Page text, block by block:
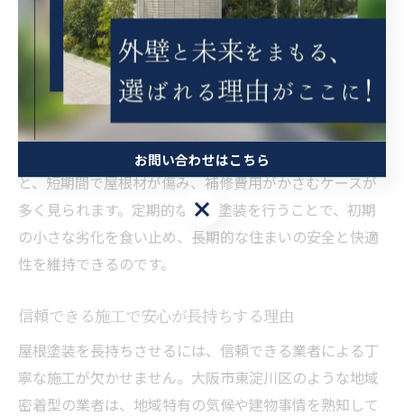
外線が強い地域では、屋根の塗膜が劣化しやすく、放置
すると雨漏りや木材の腐食につながるリスクが高まりま
す。屋根塗装によって防水性や耐久性が強化されること
で、建物内部への水分の侵入を防ぎ、構造体の劣化を大
幅に抑えることが可能です。
例えば、塗装の剥がれやひび割れをそのままにしておく
と、短期間で屋根材が傷み、補修費用がかさむケースが
多く見られます。定期的な屋根塗装を行うことで、初期
の小さな劣化を食い止め、長期的な住まいの安全と快適
性を維持できるのです。
信頼できる施工で安心が長持ちする理由
屋根塗装を長持ちさせるには、信頼できる業者による丁
寧な施工が欠かせません。大阪市東淀川区のような地域
密着型の業者は、地域特有の気候や建物事情を熟知して
お問い合わせはこちら
お問い合わせはこちら